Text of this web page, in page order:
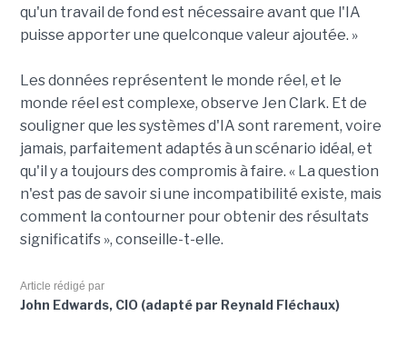
qu'un travail de fond est nécessaire avant que l'IA
puisse apporter une quelconque valeur ajoutée. »
Les données représentent le monde réel, et le
monde réel est complexe, observe Jen Clark. Et de
souligner que les systèmes d'IA sont rarement, voire
jamais, parfaitement adaptés à un scénario idéal, et
qu'il y a toujours des compromis à faire. « La question
n'est pas de savoir si une incompatibilité existe, mais
comment la contourner pour obtenir des résultats
significatifs », conseille-t-elle.
Article rédigé par
John Edwards, CIO (adapté par Reynald Fléchaux)